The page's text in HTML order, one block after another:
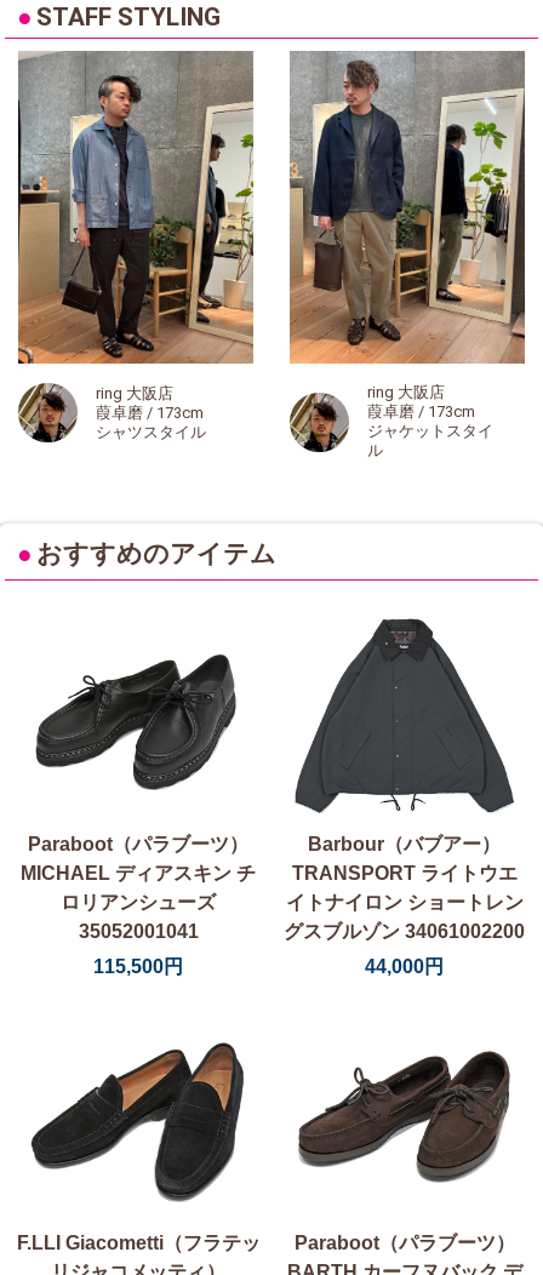
● STAFF STYLING
ring 大阪店
葭卓磨 / 173cm
シャツスタイル
ring 大阪店
葭卓磨 / 173cm
ジャケットスタイ
ル
● おすすめのアイテム
Paraboot（パラブーツ）
MICHAEL ディアスキン チ
ロリアンシューズ
35052001041
115,500円
Barbour（バブアー）
TRANSPORT ライトウエ
イトナイロン ショートレン
グスブルゾン 34061002200
44,000円
F.LLI Giacometti（フラテッ
Paraboot（パラブーツ）